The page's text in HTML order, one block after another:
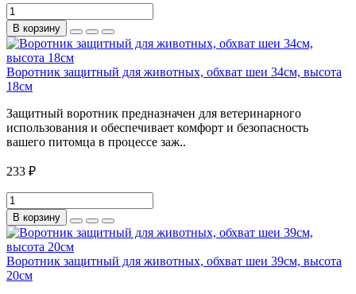
В корзину
Воротник защитный для животных, обхват шеи 34см, высота
18см
Защитный воротник предназначен для ветеринарного
использования и обеспечивает комфорт и безопасность
вашего питомца в процессе заж..
233 ₽
В корзину
Воротник защитный для животных, обхват шеи 39см, высота
20см